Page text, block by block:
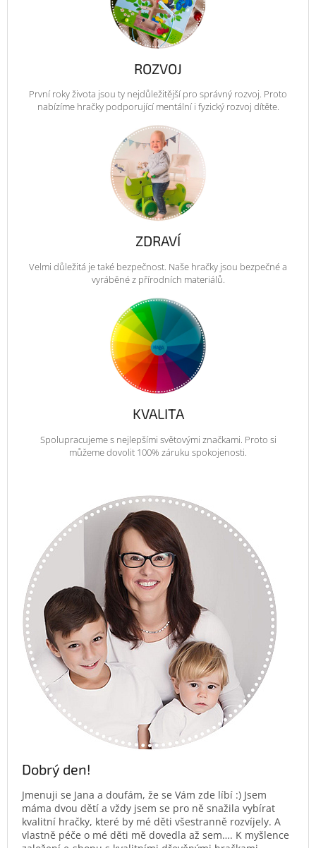
ROZVOJ
První roky života jsou ty nejdůležitější pro správný rozvoj. Proto
nabízíme hračky podporující mentální i fyzický rozvoj dítěte.
ZDRAVÍ
Velmi důležitá je také bezpečnost. Naše hračky jsou bezpečné a
vyráběné z přírodních materiálů.
KVALITA
Spolupracujeme s nejlepšími světovými značkami. Proto si
můžeme dovolit 100% záruku spokojenosti.
Dobrý den!
Jmenuji se Jana a doufám, že se Vám zde líbí :) Jsem
máma dvou dětí a vždy jsem se pro ně snažila vybírat
kvalitní hračky, které by mé děti všestranně rozvíjely. A
vlastně péče o mé děti mě dovedla až sem…. K myšlence